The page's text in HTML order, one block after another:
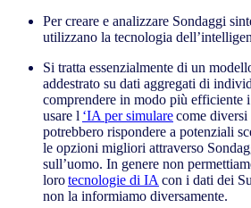
Per creare e analizzare Sondaggi
utilizzano la tecnologia
Si tratta essenzialmente di un
addestrato su dati aggregati di
comprendere in modo più efficiente
usare l ‘IA per simularecome
potrebbero rispondere a potenziali
le opzioni migliori attraverso
sull’uomo. In genere non
lorotecnologie di IA con i dati dei
non la informiamo diversamente.